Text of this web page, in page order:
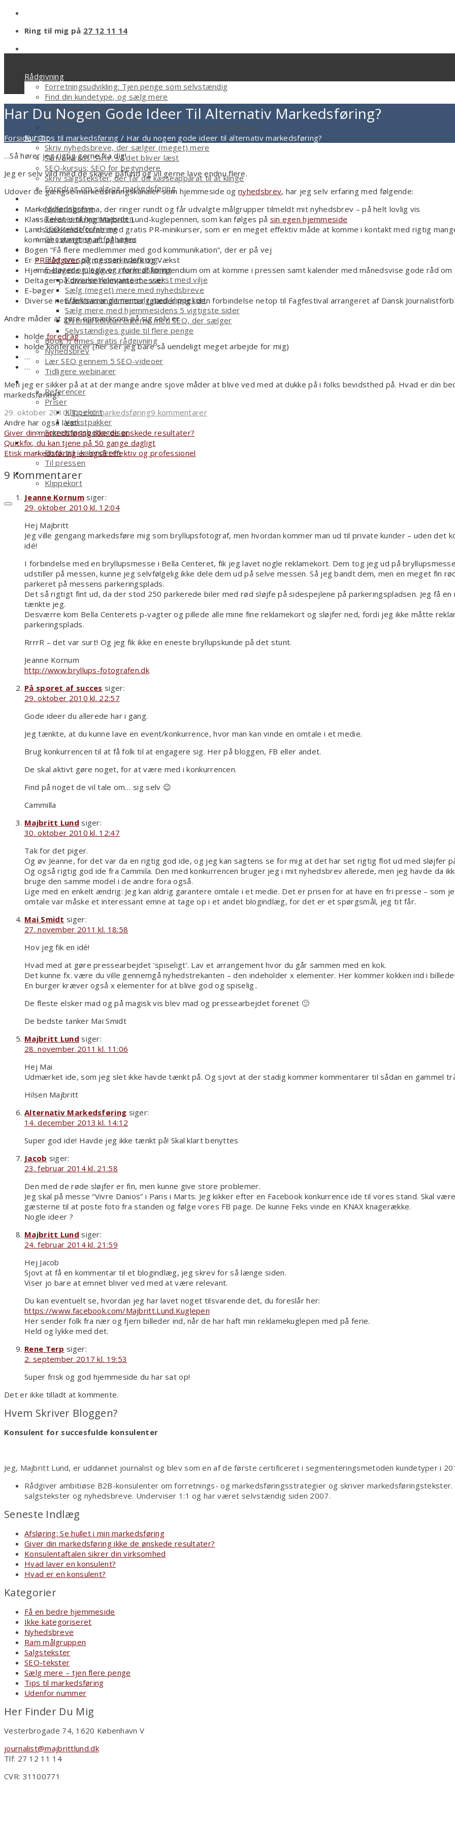
Ring til mig på 27 12 11 14
Rådgivning
Forretningsudvikling: Tjen penge som selvstændig
Find din kundetype, og sælg mere
Mere salg fra hjemmesiden, ja tak
Sælg med email marketing
Freebien, der får læserne til at strømme til dit nyhedsbrev
Kurser
Skriv nyhedsbreve, der sælger (meget) mere
Skrivekursus: Skriv, så det bliver læst
SEO-kursus: SEO for begyndere
Skriv salgstekster, der får dit kasseapparat til at klinge
Foredrag om salg og markedsføring
Tekstforfatter
Nyhedsbreve
Tekster til hjemmesiden
SEO-tekstforfatning
Ghostwriting af fagbøger
Smagsprøver
Blog om salg og markedsføring
E-bøger om salg og markedsføring
Konsulentkompasset – vækst med vilje
Sælg (meget) mere med nyhedsbreve
Effektiviser dit mersalg med klippekort
Sælg mere med hjemmesidens 5 vigtigste sider
Overhal konkurrenterne med SEO, der sælger
Selvstændiges guide til flere penge
Book ½ times gratis rådgivning
Nyhedsbrev
Lær SEO gennem 5 SEO-videoer
Tidligere webinarer
Om
Referencer
Priser
Klippekort
Vækstpakker
Forretningsbetingelser
Kontakt
Book tid i kalenderen
Til pressen
Shop
Klippekort
Har Du Nogen Gode Ideer Til Alternativ Markedsføring?
Forside/Tips til markedsføring / Har du nogen gode ideer til alternativ markedsføring?
…Så hører jeg rigtig gerne fra dig!
Jeg er selv vild med de skæve påfund og vil gerne lave endnu flere.
Udover de gængse markedsføringskanaler som hjemmeside ognyhedsbrev, har jeg selv erfaring med følgende:
Markedsføringsfirma, der ringer rundt og får udvalgte målgrupper tilmeldt mit nyhedsbrev – på helt lovlig vis
Klassikeren omkring Majbritt Lund-kuglepennen, som kan følges på sin egen hjemmeside
Landsdækkende turne med gratis PR-minikurser, som er en meget effektiv måde at komme i kontakt med rigtig
kommer i øvrigt snart på video
Bogen “Få flere medlemmer med god kommunikation”, der er på vej
Er PR-rådgiverpå messen Iværk og Vækst
Hjemmelavede julegaver i form af kompendium om at komme i pressen samt kalender med månedsvise gode råd om
Deltager på diverse relevante messer
E-bøger
Diverse netværksarrangementer (glæder mig i den forbindelse netop til Fagfestival arrangeret af Dansk
Andre måder at gøre opmærksom på sig selv er
holde foredrag
holde konferencer (her ser jeg bare så uendeligt meget arbejde for mig)
…
…
Men jeg er sikker på at at der mange andre sjove måder at blive ved med at dukke på i folks bevidsthed på. Hvad er din
markedsføring?
29. oktober 2010iTips til markedsføring9 kommentarer
Andre har også læst:
Giver din markedsføring ikke de ønskede resultater?
Quickfix, du kan tjene på 50 gange dagligt
Etisk markedsføring er også effektiv og professionel
9 Kommentarer
Jeanne Kornum siger:
29. oktober 2010 kl. 12:04
Hej Majbritt
Jeg ville gengang markedsføre mig som bryllupsfotograf, men hvordan kommer man ud til private kunder – uden det
idé!
I forbindelse med en bryllupsmesse i Bella Centeret, fik jeg lavet nogle reklamekort. Dem tog jeg ud på
udstiller på messen, kunne jeg selvfølgelig ikke dele dem ud på selve messen. Så jeg bandt dem, men en meget fin
parkeret på messens parkeringsplads.
Det så rigtigt fint ud, da der stod 250 parkerede biler med rød sløjfe på sidespejlene på parkeringspladsen. Jeg få en
tænkte jeg.
Desværre kom Bella Centerets p-vagter og pillede alle mine fine reklamekort og sløjfer ned, fordi jeg ikke måtte
parkeringsplads.
RrrrR – det var surt! Og jeg fik ikke en eneste bryllupskunde på det stunt.
Jeanne Kornum
http://www.bryllups-fotografen.dk
På sporet af succes siger:
29. oktober 2010 kl. 22:57
Gode ideer du allerede har i gang.
Jeg tænkte, at du kunne lave en event/konkurrence, hvor man kan vinde en omtale i et medie.
Brug konkurrencen til at få folk til at engagere sig. Her på bloggen, FB eller andet.
De skal aktivt gøre noget, for at være med i konkurrencen.
Find på noget de vil tale om… sig selv 😉
Cammilla
Majbritt Lund siger:
30. oktober 2010 kl. 12:47
Tak for det piger.
Og øv Jeanne, for det var da en rigtig god ide, og jeg kan sagtens se for mig at det har set rigtig flot ud med sløjfer
Og også rigtig god ide fra Cammila. Den med konkurrencen bruger jeg i mit nyhedsbrev allerede, men jeg havde da
bruge den samme model i de andre fora også.
Lige med en enkelt ændrig: Jeg kan aldrig garantere omtale i et medie. Det er prisen for at have en fri presse – som
omtale var måske et interessant emne at tage op i et andet blogindlæg, for det er et spørgsmål, jeg tit får.
Mai Smidt siger:
27. november 2011 kl. 18:58
Hov jeg fik en idé!
Hvad med at gøre pressearbejdet ‘spiseligt’. Lav et arrangement hvor du går sammen med en kok.
Det kunne fx. være du ville gennemgå nyhedstrekanten – den indeholder x elementer. Her kommer kokken ind i
En burger kræver også x elementer for at blive god og spiselig..
De fleste elsker mad og på magisk vis blev mad og pressearbejdet forenet 🙂
De bedste tanker Mai Smidt
Majbritt Lund siger:
28. november 2011 kl. 11:06
Hej Mai
Udmærket ide, som jeg slet ikke havde tænkt på. Og sjovt at der stadig kommer kommentarer til sådan en gammel
Hilsen Majbritt
Alternativ Markedsføring siger:
14. december 2013 kl. 14:12
Super god ide! Havde jeg ikke tænkt på! Skal klart benyttes
Jacob siger:
23. februar 2014 kl. 21:58
Den med de røde sløjfer er fin, men kunne give store problemer.
Jeg skal på messe “Vivre Danios” i Paris i Marts. Jeg kikker efter en Facebook konkurrence ide til vores stand. Skal
gæsterne til at poste foto fra standen og følge vores FB page. De kunne Feks vinde en KNAX knagerække.
Nogle ideer ?
Majbritt Lund siger:
24. februar 2014 kl. 21:59
Hej Jacob
Sjovt at få en kommentar til et blogindlæg, jeg skrev for så længe siden.
Viser jo bare at emnet bliver ved med at være relevant.
Du kan eventuelt se, hvordan jeg har lavet noget tilsvarende det, du foreslår her:
https://www.facebook.com/Majbritt.Lund.Kuglepen
Her sender folk fra nær og fjern billeder ind, når de har haft min reklamekuglepen med på ferie.
Held og lykke med det.
Rene Terp siger:
2. september 2017 kl. 19:53
Super frisk og god hjemmeside du har sat op!
Det er ikke tilladt at kommente.
Hvem Skriver Bloggen?
Konsulent for succesfulde konsulenter
Jeg, Majbritt Lund, er uddannet journalist og blev som en af de første certificeret i segmenteringsmetoden kundetyper i
Rådgiver ambitiøse B2B-konsulenter om forretnings- og markedsføringsstrategier og skriver
salgstekster og nyhedsbreve. Underviser 1:1 og har været selvstændig siden 2007.
Seneste Indlæg
Afsløring: Se hullet i min markedsføring
Giver din markedsføring ikke de ønskede resultater?
Konsulentaftalen sikrer din virksomhed
Hvad laver en konsulent?
Hvad er en konsulent?
Kategorier
Få en bedre hjemmeside
Ikke kategoriseret
Nyhedsbreve
Ram målgruppen
Salgstekster
SEO-tekster
Sælg mere – tjen flere penge
Tips til markedsføring
Udenfor nummer
Her Finder Du Mig
Vesterbrogade 74, 1620 København V
journalist@majbrittlund.dk
Tlf: 27 12 11 14
CVR: 31100771